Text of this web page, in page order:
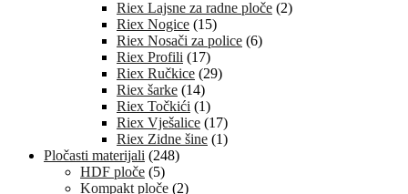
Riex Lajsne za radne ploče (2)
Riex Nogice (15)
Riex Nosači za police (6)
Riex Profili (17)
Riex Ručkice (29)
Riex šarke (14)
Riex Točkići (1)
Riex Vješalice (17)
Riex Zidne šine (1)
Pločasti materijali (248)
HDF ploče (5)
Kompakt ploče (2)